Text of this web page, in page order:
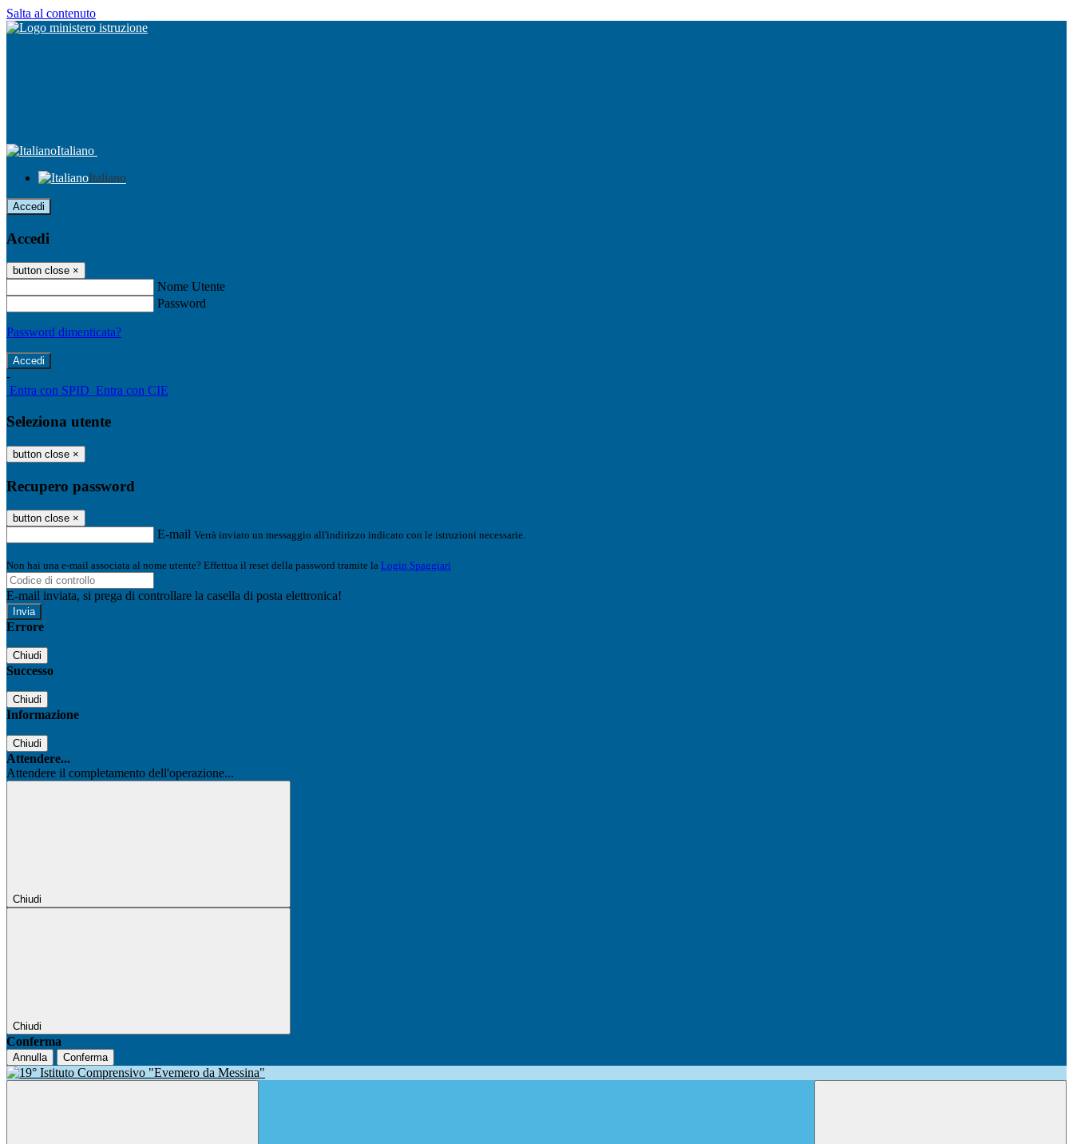
Salta al contenuto
Italiano
Italiano
Accedi
Accedi
button close ×
Nome Utente
Password
Password dimenticata?
-
Entra con SPID Entra con CIE
Seleziona utente
button close ×
Recupero password
button close ×
E-mail Verrà inviato un messaggio all'indirizzo indicato con le istruzioni necessarie.
Non hai una e-mail associata al nome utente? Effettua il reset della password tramite la Login Spaggiari
E-mail inviata, si prega di controllare la casella di posta elettronica!
Errore
Chiudi
Successo
Chiudi
Informazione
Chiudi
Attendere...
Attendere il completamento dell'operazione...
Chiudi
Chiudi
Conferma
Annulla Conferma